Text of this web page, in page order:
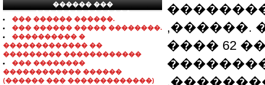
������ ���
���������������
��� ������ ������.
��� ������ ����� ��������.
���������� �
������������� ��
��������� ������������
��� ��������
������������ ������
(������ ��� �������������)
,������.
���� 62